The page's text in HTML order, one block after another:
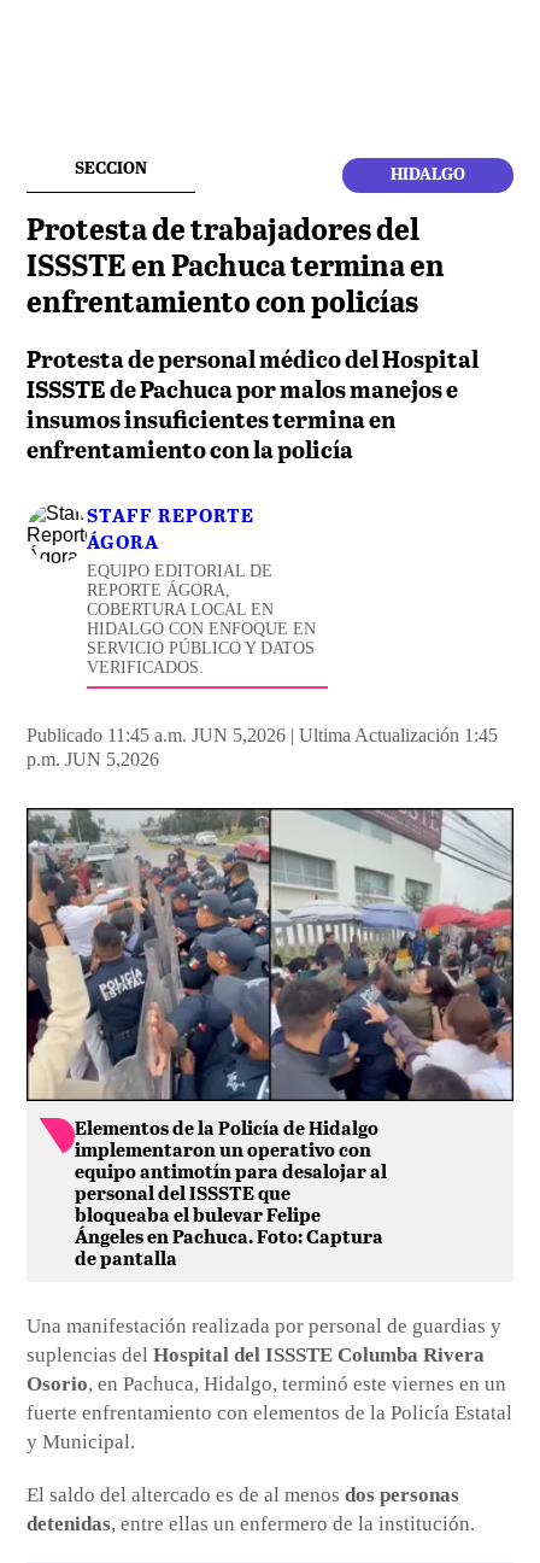
SECCION HIDALGO
Protesta de trabajadores del
ISSSTE en Pachuca termina en
enfrentamiento con policías
Protesta de personal médico del Hospital
ISSSTE de Pachuca por malos manejos e
insumos insuficientes termina en
enfrentamiento con la policía
STAFF REPORTE
ÁGORA
EQUIPO EDITORIAL DE
REPORTE ÁGORA,
COBERTURA LOCAL EN
HIDALGO CON ENFOQUE EN
SERVICIO PÚBLICO Y DATOS
VERIFICADOS.
Publicado 11:45 a.m. JUN 5,2026 | Ultima Actualización 1:45
p.m. JUN 5,2026
Elementos de la Policía de Hidalgo
implementaron un operativo con
equipo antimotín para desalojar al
personal del ISSSTE que
bloqueaba el bulevar Felipe
Ángeles en Pachuca. Foto: Captura
de pantalla
Una manifestación realizada por personal de guardias y
suplencias delHospital del ISSSTE Columba Rivera
Osorio, en Pachuca, Hidalgo, terminó este viernes en un
fuerte enfrentamiento con elementos de la Policía Estatal
y Municipal.
El saldo del altercado es de al menosdos personas
detenidas, entre ellas un enfermero de la institución.